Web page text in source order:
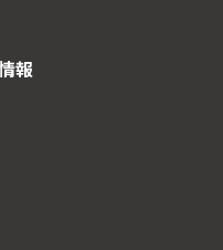
報